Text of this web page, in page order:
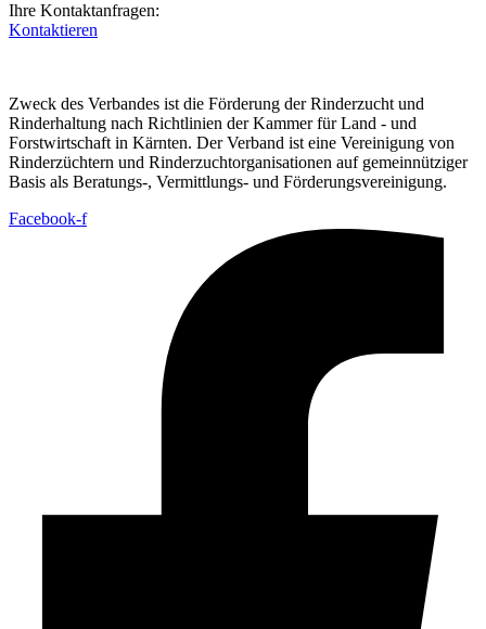
Ihre Kontaktanfragen:
Kontaktieren
Zweck des Verbandes ist die Förderung der Rinderzucht und
Rinderhaltung nach Richtlinien der Kammer für Land - und
Forstwirtschaft in Kärnten. Der Verband ist eine Vereinigung von
Rinderzüchtern und Rinderzuchtorganisationen auf gemeinnütziger
Basis als Beratungs-, Vermittlungs- und Förderungsvereinigung.
Facebook-f